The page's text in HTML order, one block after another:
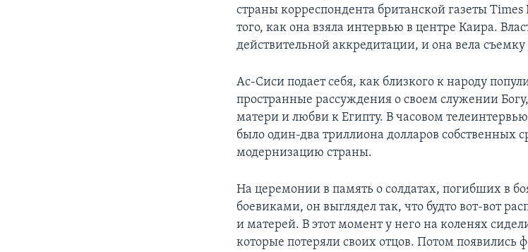
страны корреспондента британской газеты Times
того, как она взяла интервью в центре Каира.
действительной аккредитации, и она вела
Ас-Сиси подает себя, как близкого к народу
пространные рассуждения о своем служении
матери и любви к Египту. В часовом
было один-два триллиона долларов собственных
модернизацию страны.
На церемонии в память о солдатах, погибших в
боевиками, он выглядел так, что будто вот-вот
и матерей. В этот момент у него на коленях
которые потеряли своих отцов. Потом появились